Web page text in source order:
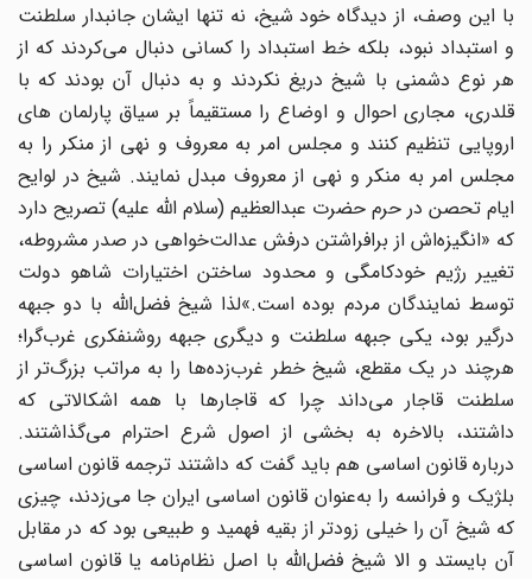
با این وصف، از دیدگاه خود شیخ، نه‌ تنها ایشان جانبدار سلطنت
و استبداد نبود، بلکه خط استبداد را کسانی دنبال می‌کردند که از
هر نوع دشمنی با شیخ دریغ نکردند و به دنبال آن بودند که با
قلدری، مجاری احوال و اوضاع را مستقیماً بر سیاق پارلمان های
اروپایی تنظیم کنند و مجلس امر به‌ معروف و نهی از منکر را به
مجلس امر به منکر و نهی از معروف مبدل نمایند. شیخ در لوایح
ایام تحصن در حرم حضرت عبدالعظیم (سلام الله علیه) تصریح دارد
که «انگیزه‌اش از برافراشتن درفش عدالت‌خواهی در صدر مشروطه،
تغییر رژیم خودکامگی و محدود ساختن اختیارات شاهو دولت
توسط نمایندگان مردم بوده است.»لذا شیخ فضل‌الله با دو جبهه
درگیر بود، یکی جبهه سلطنت و دیگری جبهه روشنفکری غرب‌گرا؛
هرچند در یک مقطع، شیخ خطر غرب‌زده‌ها را به مراتب بزرگ‌تر از
سلطنت قاجار می‌داند چرا که قاجارها با همه اشکالاتی که
داشتند، بالاخره به بخشی از اصول شرع احترام می‌گذاشتند.
درباره قانون اساسی هم باید گفت که داشتند ترجمه قانون اساسی
بلژیک و فرانسه را به‌عنوان قانون اساسی ایران جا می‌زدند، چیزی
که شیخ آن را خیلی زودتر از بقیه فهمید و طبیعی بود که در مقابل
آن بایستد و الا شیخ فضل‌الله با اصل نظام‌نامه یا قانون اساسی